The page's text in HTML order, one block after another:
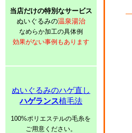
当店だけの特別なサービス
ぬいぐるみの温泉湯治
なめらか加工の具体例
効果がない事例もあります
ぬいぐるみのハゲ直し
ハゲランス植毛法
100%ポリエステルの毛糸を
ご用意ください。